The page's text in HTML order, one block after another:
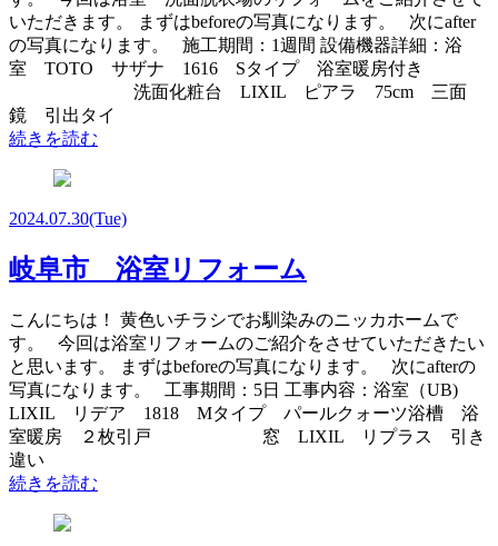
いただきます。 まずはbeforeの写真になります。 次にafter
の写真になります。 施工期間：1週間 設備機器詳細：浴
室 TOTO サザナ 1616 Sタイプ 浴室暖房付き
洗面化粧台 LIXIL ピアラ 75cm 三面
鏡 引出タイ
続きを読む
2024.07.30(Tue)
岐阜市 浴室リフォーム
こんにちは！ 黄色いチラシでお馴染みのニッカホームで
す。 今回は浴室リフォームのご紹介をさせていただきたい
と思います。 まずはbeforeの写真になります。 次にafterの
写真になります。 工事期間：5日 工事内容：浴室（UB)
LIXIL リデア 1818 Mタイプ パールクォーツ浴槽 浴
室暖房 ２枚引戸 窓 LIXIL リプラス 引き
違い
続きを読む